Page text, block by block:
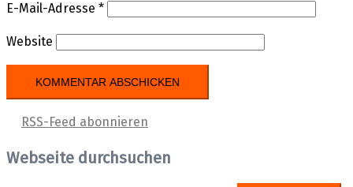
E-Mail-Adresse *
Website
RSS-Feed abonnieren
Webseite durchsuchen